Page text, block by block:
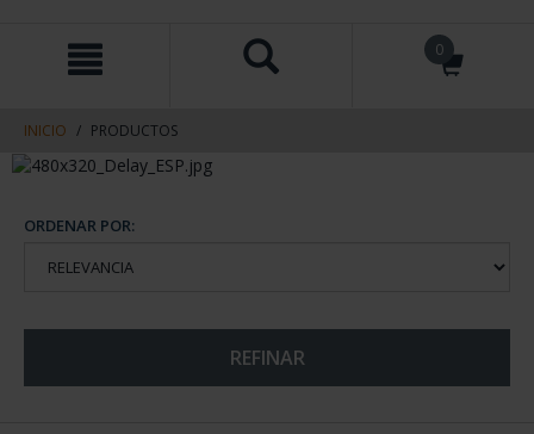
contenido
navegacin
0
INICIO PRODUCTOS
ORDENAR POR:
REFINAR